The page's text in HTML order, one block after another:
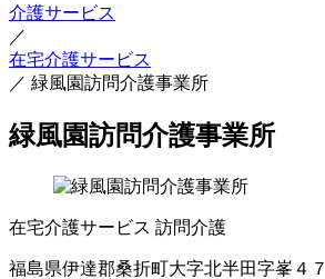
介護サービス
／
在宅介護サービス
／ 緑風園訪問介護事業所
緑風園訪問介護事業所
在宅介護サービス 訪問介護
福島県伊達郡桑折町大字北半田字峯４７